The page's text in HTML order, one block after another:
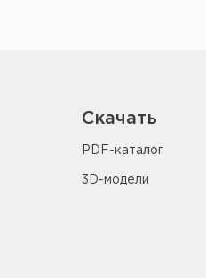
Скачать
PDF-каталог
3D-модели